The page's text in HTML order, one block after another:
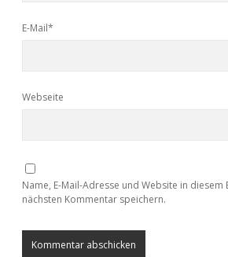
E-Mail*
Webseite
Name, E-Mail-Adresse und Website in
nächsten Kommentar speichern.